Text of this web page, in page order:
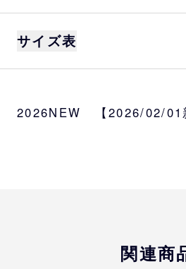
26』デザインのTシャツで
サイズ
カラー
サイズ表
M 52
2026NEW 【2026/02/01
関連商